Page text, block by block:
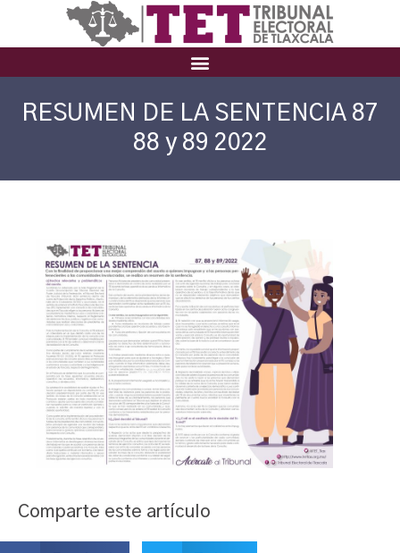
RESUMEN DE LA SENTENCIA 87
88 y 89 2022
Comparte este artículo